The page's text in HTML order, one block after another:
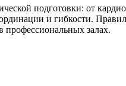
подготовки: от
и гибкости.
залах.